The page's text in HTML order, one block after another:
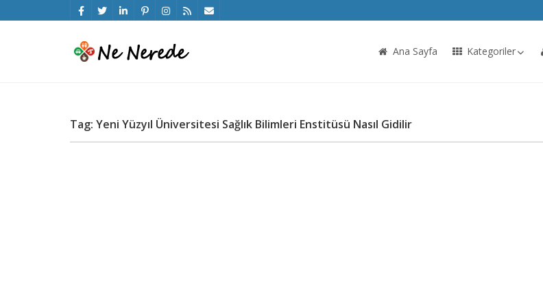
Ana Sayfa Kategoriler
Tag: Yeni Yüzyıl Üniversitesi Sağlık Bilimleri Enstitüsü Nasıl Gidilir